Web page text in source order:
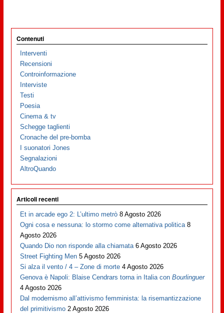
Contenuti
Interventi
Recensioni
Controinformazione
Interviste
Testi
Poesia
Cinema & tv
Schegge taglienti
Cronache del pre-bomba
I suonatori Jones
Segnalazioni
AltroQuando
Articoli recenti
Et in arcade ego 2: L’ultimo metrò 8 Agosto 2026
Ogni cosa e nessuna: lo stormo come alternativa politica 8
Agosto 2026
Quando Dio non risponde alla chiamata 6 Agosto 2026
Street Fighting Men 5 Agosto 2026
Si alza il vento / 4 – Zone di morte 4 Agosto 2026
Genova è Napoli: Blaise Cendrars torna in Italia conBourlinguer
4 Agosto 2026
Dal modernismo all’attivismo femminista: la risemantizzazione
del primitivismo 2 Agosto 2026